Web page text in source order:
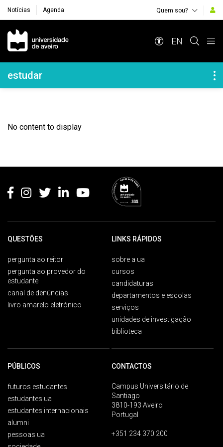
Notícias Agenda Quem sou?
Navegação Principal
EN
Navegação Lateral
estudar
No content to display
QUESTÕES
pergunta ao reitor
pergunta ao provedor do
estudante
canal de denúncias
livro amarelo eletrónico
LINKS RÁPIDOS
sobre a ua
cursos
candidaturas
departamentos e escolas
serviços
unidades de investigação
biblioteca
PÚBLICOS
futuros estudantes
estudantes ua
estudantes internacionais
alumni
pessoas ua
CONTACTOS
Campus Universitário de
Santiago
3810-193 Aveiro
Portugal
+351 234 370 200